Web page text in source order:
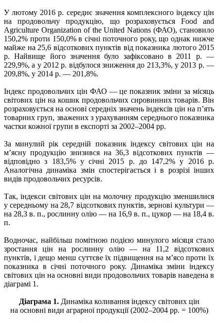
У лютому 2016 р. середнє значення комплексного індексу цін
на продовольчу продукцію, що розраховується Food and
Agriculture Organization of the United Nations (ФАО), становило
150,2% проти 150,0% в січні поточного року, що однак нижче
майже на 25,6 відсоткових пунктів від показника лютого 2015
р. Найвище його значення було зафіксовано в 2011 р. —
229,9%, а у 2012 р. відбулося зниження до 213,3%, у 2013 р. —
209,8%, у 2014 р. — 201,8%.
Індекс продовольчих цін ФАО — це показник зміни за місяць
світових цін на кошик продовольчих сировинних товарів. Він
розраховується на основі середніх значень індексів цін на п’ять
товарних груп, зважених з урахуванням середнього показника
частки кожної групи в експорті за 2002–2004 рр.
За минулий рік середній показник індексу світових цін на
м’ясну продукцію знизився на 36,3 відсоткових пунктів —
відповідно з 183,5% у січні 2015 р. до 147,2% у 2016 р.
Аналогічна динаміка змін спостерігається і в розрізі інших
видів продовольчих ресурсів.
Так, індекси світових цін на молочну продукцію зменшилися
у середньому на 28,7 відсоткових пунктів, зернові культури —
на 28,3 в. п., рослинну олію — на 16,9 в. п., цукор — на 18,4 в.
п.
Водночас, найбільш помітною подією минулого місяця стало
зростання цін на рослинну олію — на 11,2 відсоткових
пунктів, і дещо менш суттєве їх підвищення на м’ясо проти їх
показника в січні поточного року. Динаміка зміни індексу
світових цін на основні види продовольчих товарів наведена в
діаграмі 1.
Діаграма 1. Динаміка коливання індексу світових цін
на основні види аграрної продукції (2002–2004 рр. = 100%)